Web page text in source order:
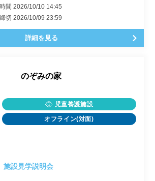
間 2026/10/10 14:45
切 2026/10/09 23:59
詳細を見る
のぞみの家
児童養護施設
オフライン(対面)
設見学説明会